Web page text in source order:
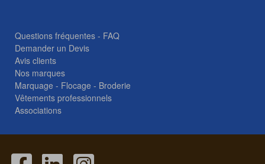
Questions fréquentes - FAQ
Demander un Devis
Avis clients
Nos marques
Marquage - Flocage - Broderie
Vêtements professionnels
Associations